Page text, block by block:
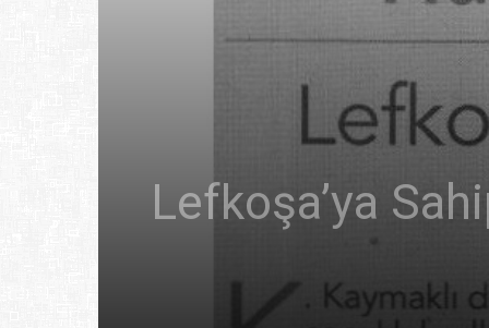
Lefkoşa’ya